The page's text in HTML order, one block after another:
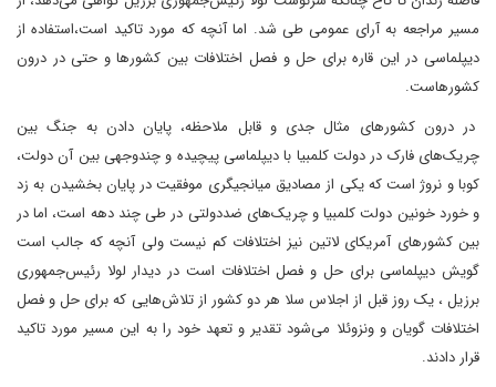
مسیر مراجعه به آرای عمومی طی شد. اما آنچه که مورد تاکید است،استفاده از
دیپلماسی در این قاره برای حل و فصل اختلافات بین کشورها و حتی در درون
کشورهاست.
در درون کشورهای مثال جدی و قابل ملاحظه، پایان دادن به جنگ بین
چریک‌های فارک در دولت کلمبیا با دیپلماسی پیچیده و چندوجهی بین آن دولت،
کوبا و نروژ است که یکی از مصادیق میانجیگری موفقیت در پایان بخشیدن به زد
و خورد خونین دولت کلمبیا و چریک‌های ضددولتی در طی چند دهه است، اما در
بین کشورهای آمریکای لاتین نیز اختلافات کم نیست ولی آنچه که جالب است
گویش دیپلماسی برای حل و فصل اختلافات است در دیدار لولا رئیس‌جمهوری
برزیل ، یک روز قبل از اجلاس سلا هر دو کشور از تلاش‌هایی که برای حل و فصل
اختلافات گویان و ونزوئلا می‌شود تقدیر و تعهد خود را به این مسیر مورد تاکید
قرار دادند.